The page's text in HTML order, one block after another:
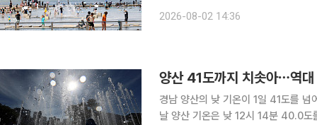
는 기상청이 날씨를 파악하기 위해
2026-08-02 14:36
양산 41도까지 치솟아⋯역대
경남 양산의 낮 기온이 1일 41도를 넘어서며
날 양산 기온은 낮 12시 14분 40.0도